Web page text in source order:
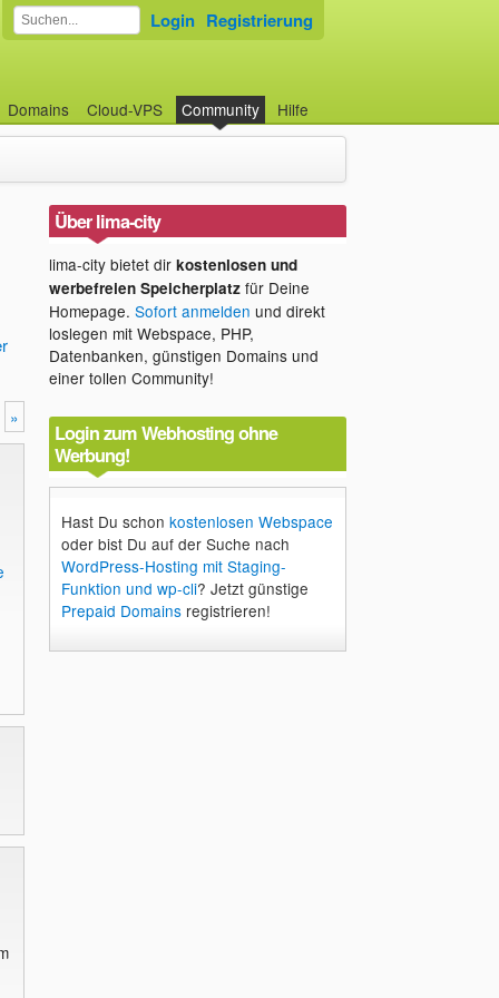
Domains Cloud-VPS Community Hilfe
Login Registrierung
»
Über lima-city
lima-city bietet dir kostenlosen und
werbefreien Speicherplatzfür Deine
Homepage. Sofort anmelden und direkt
loslegen mit Webspace, PHP,
Datenbanken, günstigen Domains und
einer tollen Community!
Login zum Webhosting ohne
Werbung!
Hast Du schon kostenlosen Webspace
oder bist Du auf der Suche nach
WordPress-Hosting mit Staging-
Funktion und wp-cli? Jetzt günstige
Prepaid Domainsregistrieren!